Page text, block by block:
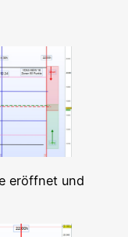
eröff­net und